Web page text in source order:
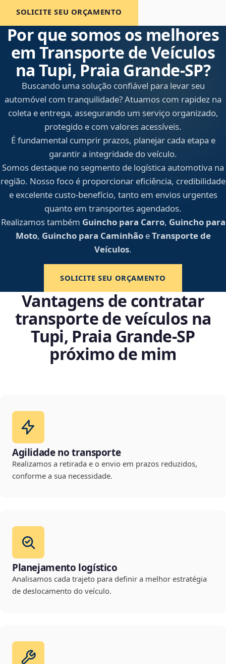
SOLICITE SEU ORÇAMENTO
Por que somos os melhores
em Transporte de Veículos
na Tupi, Praia Grande‑SP?
Buscando uma solução confiável para levar seu
automóvel com tranquilidade? Atuamos com rapidez na
coleta e entrega, assegurando um serviço organizado,
protegido e com valores acessíveis.
É fundamental cumprir prazos, planejar cada etapa e
garantir a integridade do veículo.
Somos destaque no segmento de logística automotiva na
região. Nosso foco é proporcionar eficiência, credibilidade
e excelente custo-benefício, tanto em envios urgentes
quanto em transportes agendados.
Realizamos também Guincho para Carro, Guincho para
Moto, Guincho para CaminhãoeTransporte de
Veículos.
SOLICITE SEU ORÇAMENTO
Vantagens de contratar
transporte de veículos na
Tupi, Praia Grande‑SP
próximo de mim
Agilidade no transporte
Realizamos a retirada e o envio em prazos reduzidos,
conforme a sua necessidade.
Planejamento logístico
Analisamos cada trajeto para definir a melhor estratégia
de deslocamento do veículo.